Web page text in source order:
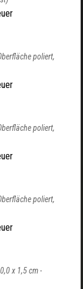
poliert,
poliert,
poliert,
x 1,5 cm -